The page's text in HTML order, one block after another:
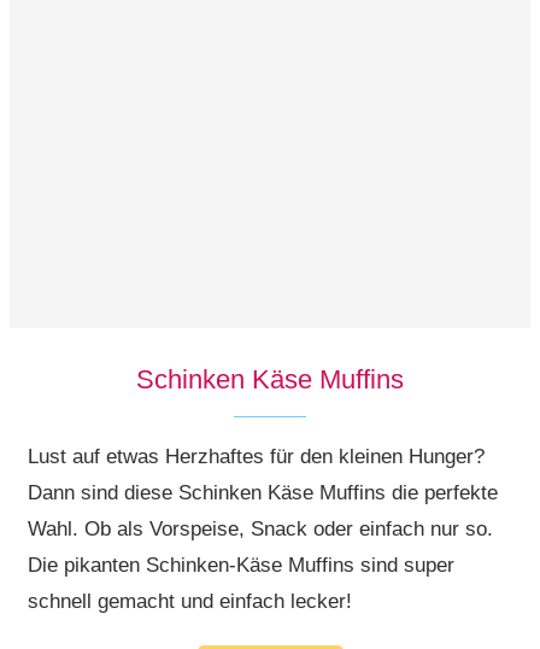
Schinken Käse Muffins
Lust auf etwas Herzhaftes für den kleinen Hunger?
Dann sind diese Schinken Käse Muffins die perfekte
Wahl. Ob als Vorspeise, Snack oder einfach nur so.
Die pikanten Schinken-Käse Muffins sind super
schnell gemacht und einfach lecker!